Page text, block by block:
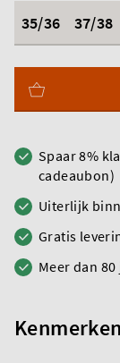
35/36
37/38
Spaar 8%
cadeaubon)
Uiterlijk
Gratis
Meer dan
Kenmerken